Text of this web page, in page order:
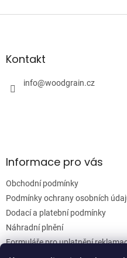
Z
aKontakt
info@woodgrain.cz
Informace pro vás
Obchodní podmínky
Podmínky ochrany osobních
Dodací a platební podmínky
Náhradní plnění
Formuláře pro uplatnění